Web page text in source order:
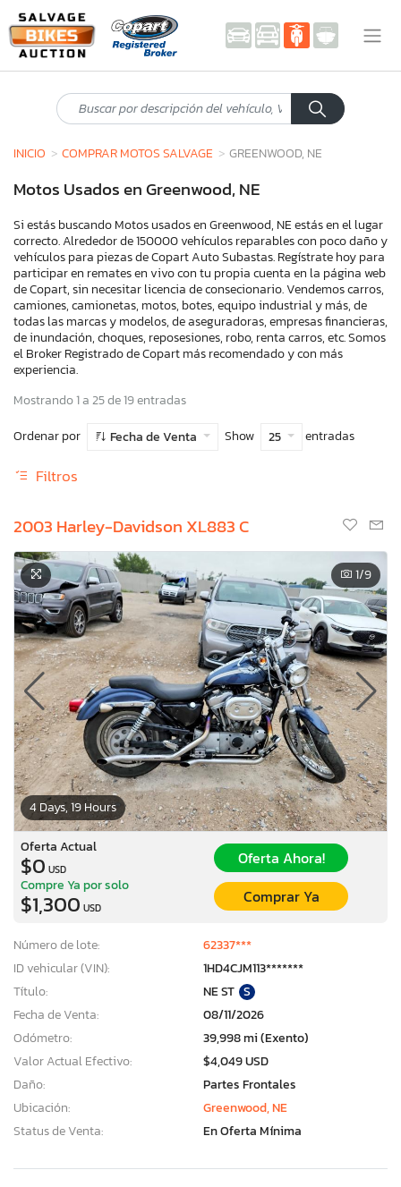
INICIO COMPRAR MOTOS SALVAGE GREENWOOD, NE
Motos Usados en Greenwood, NE
Si estás buscando Motos usados en Greenwood, NE estás en el lugar
correcto. Alrededor de 150000 vehículos reparables con poco daño y
vehículos para piezas de Copart Auto Subastas. Regístrate hoy para
participar en remates en vivo con tu propia cuenta en la página web
de Copart, sin necesitar licencia de consecionario. Vendemos carros,
camiones, camionetas, motos, botes, equipo industrial y más, de
todas las marcas y modelos, de aseguradoras, empresas financieras,
de inundación, choques, reposesiones, robo, renta carros, etc. Somos
el Broker Registrado de Copart más recomendado y con más
experiencia.
Mostrando 1 a 25 de 19 entradas
Ordenar por
Fecha de Venta Show 25 entradas
Filtros
2003 Harley-Davidson XL883 C
4 Days, 19 Hours
1/9
Oferta Actual
$0 USD
Oferta Ahora!
Compre Ya por solo
$1,300 USD
Comprar Ya
Número de lote:
62337***
ID vehicular (VIN):
1HD4CJM113*******
Título:
NE ST S
Fecha de Venta:
08/11/2026
Odómetro:
39,998 mi (Exento)
Valor Actual Efectivo:
$4,049 USD
Daño:
Partes Frontales
Ubicación:
Greenwood, NE
Status de Venta:
En Oferta Mínima